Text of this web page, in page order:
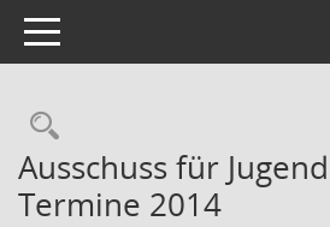
Toggle navigation
Rechercheauswahl
Ausschuss für
Termine 2014